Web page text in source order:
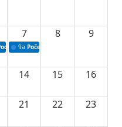
ugovora sa neprofitnim
o stipendijama za
razvoju vodne infrastrukture u
7
9a Početak izgradnje nove
8 9
14 15 16
21 22 23